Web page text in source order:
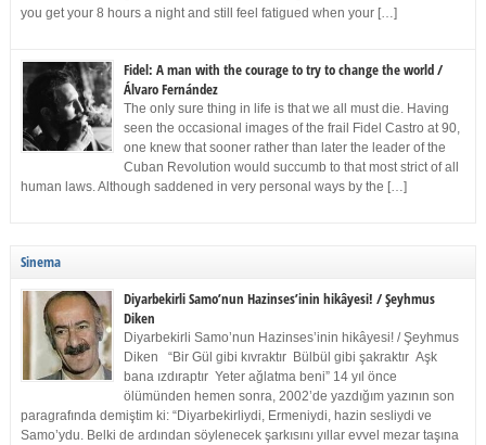
you get your 8 hours a night and still feel fatigued when your […]
Fidel: A man with the courage to try to change the world /
Álvaro Fernández
The only sure thing in life is that we all must die. Having
seen the occasional images of the frail Fidel Castro at 90,
one knew that sooner rather than later the leader of the
Cuban Revolution would succumb to that most strict of all
human laws. Although saddened in very personal ways by the […]
Sinema
Diyarbekirli Samo’nun Hazinses’inin hikâyesi! / Şeyhmus
Diken
Diyarbekirli Samo’nun Hazinses’inin hikâyesi! / Şeyhmus
Diken “Bir Gül gibi kıvraktır Bülbül gibi şakraktır Aşk
bana ızdıraptır Yeter ağlatma beni” 14 yıl önce
ölümünden hemen sonra, 2002’de yazdığım yazının son
paragrafında demiştim ki: “Diyarbekirliydi, Ermeniydi, hazin sesliydi ve
Samo’ydu. Belki de ardından söylenecek şarkısını yıllar evvel mezar taşına